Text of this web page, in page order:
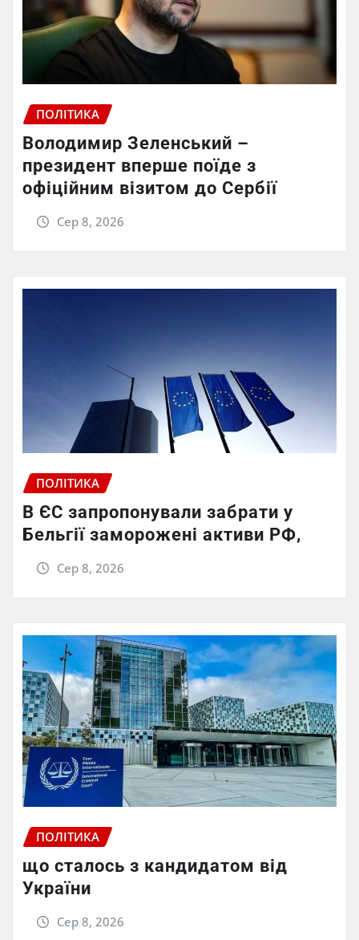
ПОЛІТИКА
Володимир Зеленський –
президент вперше поїде з
офіційним візитом до Сербії
Сер 8, 2026
ПОЛІТИКА
В ЄС запропонували забрати у
Бельгії заморожені активи РФ,
Сер 8, 2026
ПОЛІТИКА
що сталось з кандидатом від
України
Сер 8, 2026